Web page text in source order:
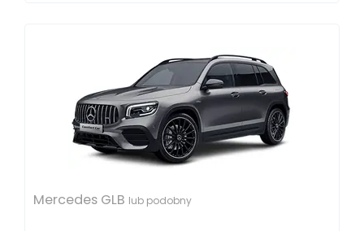
Mercedes GLB lub podobny